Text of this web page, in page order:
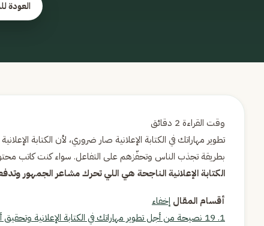
العودة
تطوير مهاراتك في الكتابة الإعلانية صار ضروري، لأن الكتابة
بطريقة تجذب الناس وتحفّزهم على التفاعل. سواء كنت كاتب
الكتابة الإعلانية الناجحة هي اللي تحرك مشاعر الجمهور
أقسام المقال إخفاء
1. 19 نصيحة من أجل تطوير مهاراتك في الكتابة الإعلانية وتحقيق أعلى تفاعل